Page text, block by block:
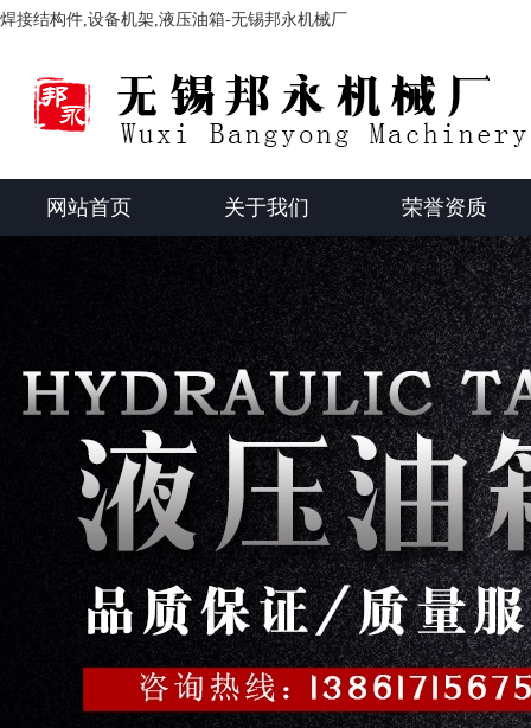
焊接结构件,设备机架,液压油箱-无锡邦永机械厂
网站首页 关于我们 荣誉资质